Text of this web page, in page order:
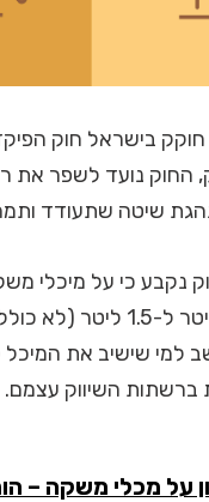
החוק נועד לשפר את
שיטה שתעודד
נקבע כי על מיכלי
למי שישיב את
ברשתות השיווק עצמם.
על מכלי משקה –